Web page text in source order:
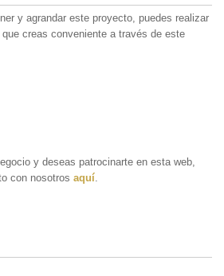
y agrandar este proyecto, puedes realizar
creas conveniente a través de este
y deseas patrocinarte en esta web,
con nosotros aquí